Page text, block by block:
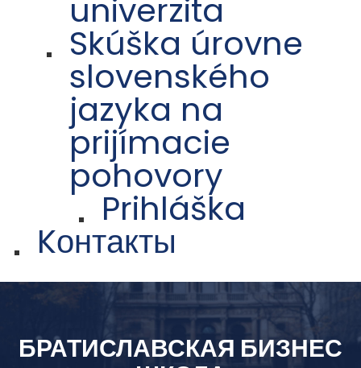
univerzita
Skúška úrovne
slovenského
jazyka na
prijímacie
pohovory
Prihláška
Kонтакты
БРАТИСЛАВСКАЯ БИЗНЕС